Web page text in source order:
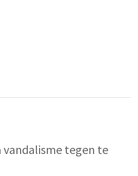
tegen te